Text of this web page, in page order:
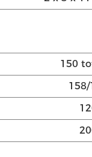
150
158/